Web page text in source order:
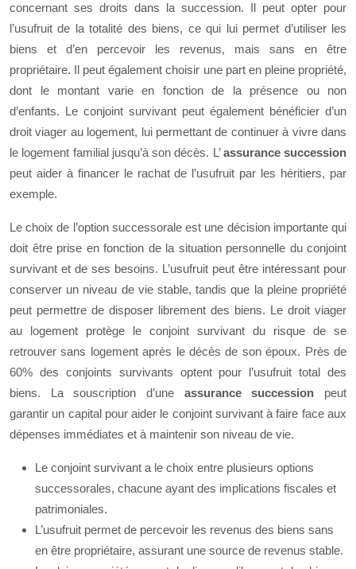
concernant ses droits dans la succession. Il peut opter pour
l’usufruit de la totalité des biens, ce qui lui permet d’utiliser les
biens et d’en percevoir les revenus, mais sans en être
propriétaire. Il peut également choisir une part en pleine propriété,
dont le montant varie en fonction de la présence ou non
d’enfants. Le conjoint survivant peut également bénéficier d’un
droit viager au logement, lui permettant de continuer à vivre dans
le logement familial jusqu’à son décès. L’assurance succession
peut aider à financer le rachat de l’usufruit par les héritiers, par
exemple.
Le choix de l’option successorale est une décision importante qui
doit être prise en fonction de la situation personnelle du conjoint
survivant et de ses besoins. L’usufruit peut être intéressant pour
conserver un niveau de vie stable, tandis que la pleine propriété
peut permettre de disposer librement des biens. Le droit viager
au logement protège le conjoint survivant du risque de se
retrouver sans logement après le décès de son époux. Près de
60% des conjoints survivants optent pour l’usufruit total des
biens. La souscription d’une assurance succession peut
garantir un capital pour aider le conjoint survivant à faire face aux
dépenses immédiates et à maintenir son niveau de vie.
Le conjoint survivant a le choix entre plusieurs options
successorales, chacune ayant des implications fiscales et
patrimoniales.
L’usufruit permet de percevoir les revenus des biens sans
en être propriétaire, assurant une source de revenus stable.